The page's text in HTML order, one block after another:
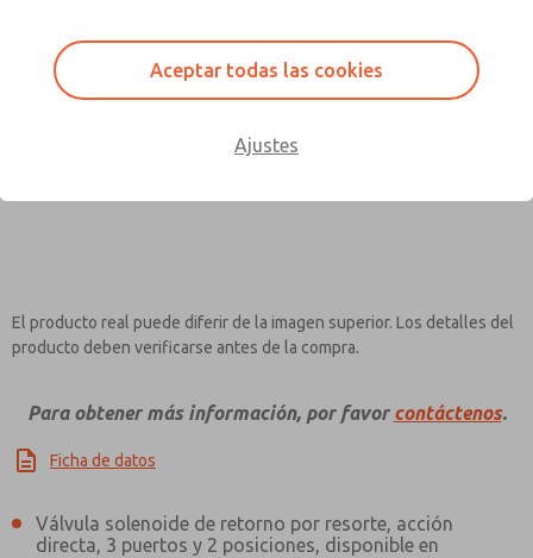
El producto real puede diferir de la imagen superior. Los detalles del
producto deben verificarse antes de la compra.
Para obtener más información, por favor contáctenos.
Ficha de datos
Válvula solenoide de retorno por resorte, acción
directa, 3 puertos y 2 posiciones, disponible en
×
Aceptar todas las cookies
Ajustes